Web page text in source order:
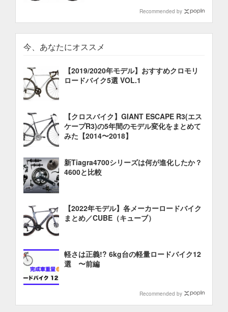
Recommended by
今、あなたにオススメ
【2019/2020年モデル】おすすめクロモリ
ロードバイク5選 VOL.1
【クロスバイク】GIANT ESCAPE R3(エス
ケープR3)の5年間のモデル変化をまとめて
みた【2014〜2018】
新Tiagra4700シリーズは何が進化したか？
4600と比較
【2022年モデル】各メーカーロードバイク
まとめ／CUBE（キューブ）
軽さは正義!? 6kg台の軽量ロードバイク12
選 〜前編
Recommended by